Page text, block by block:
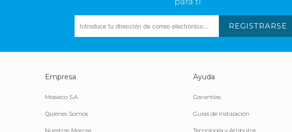
REGISTRARSE
Empresa
Mosaico S.A
Quienes Somos
Nuestras Marcas
Ayuda
Garantías
Guías de Instalación
Tecnología y Atributos